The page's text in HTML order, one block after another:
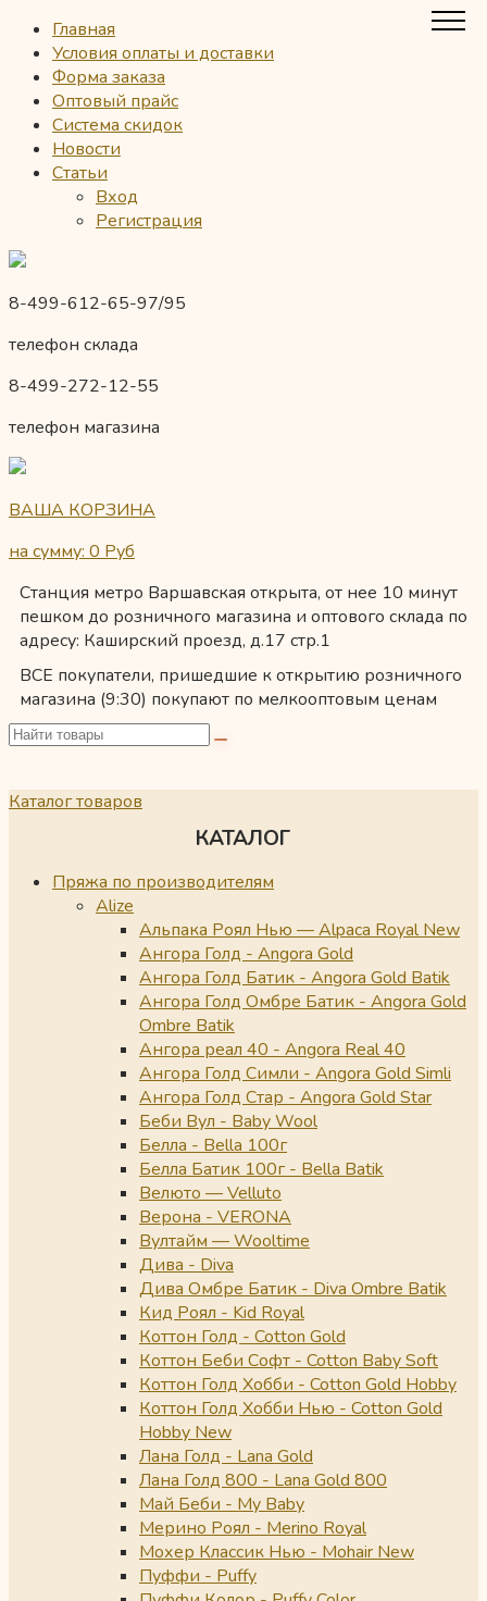
Главная
Условия оплаты и доставки
Форма заказа
Оптовый прайс
Система скидок
Новости
Статьи
Вход
Регистрация
8-499-612-65-97/95
телефон склада
8-499-272-12-55
телефон магазина
ВАША КОРЗИНА
на сумму: 0 Руб
Станция метро Варшавская открыта, от нее 10 минут
пешком до розничного магазина и оптового склада по
адресу: Каширский проезд, д.17 стр.1
ВСЕ покупатели, пришедшие к открытию розничного
магазина (9:30) покупают по мелкооптовым ценам
Каталог товаров
КАТАЛОГ
Пряжа по производителям
Alize
Альпака Роял Нью — Alpaca Royal New
Ангора Голд - Angora Gold
Ангора Голд Батик - Angora Gold Batik
Ангора Голд Омбре Батик - Angora Gold
Ombre Batik
Ангора реал 40 - Angora Real 40
Ангора Голд Симли - Angora Gold Simli
Ангора Голд Стар - Angora Gold Star
Беби Вул - Baby Wool
Белла - Bella 100г
Белла Батик 100г - Bella Batik
Велюто — Velluto
Верона - VERONA
Вултайм — Wooltime
Дива - Diva
Дива Омбре Батик - Diva Ombre Batik
Кид Роял - Kid Royal
Коттон Голд - Cotton Gold
Коттон Беби Софт - Cotton Baby Soft
Коттон Голд Хобби - Cotton Gold Hobby
Коттон Голд Хобби Нью - Cotton Gold
Hobby New
Лана Голд - Lana Gold
Лана Голд 800 - Lana Gold 800
Май Беби - My Baby
Мерино Роял - Merino Royal
Мохер Классик Нью - Mohair New
Пуффи - Puffy